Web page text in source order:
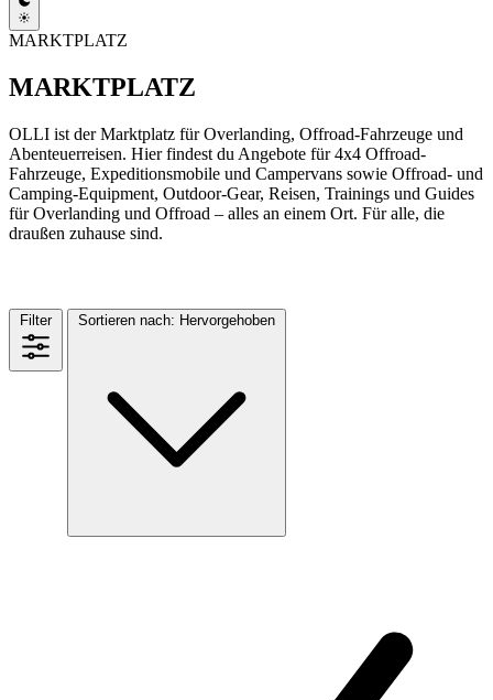
MARKTPLATZ
MARKTPLATZ
OLLI ist der Marktplatz für Overlanding, Offroad-Fahrzeuge und
Abenteuerreisen. Hier findest du Angebote für 4x4 Offroad-
Fahrzeuge, Expeditionsmobile und Campervans sowie Offroad- und
Camping-Equipment, Outdoor-Gear, Reisen, Trainings und Guides
für Overlanding und Offroad – alles an einem Ort. Für alle, die
draußen zuhause sind.
Filter Sortieren nach: Hervorgehoben